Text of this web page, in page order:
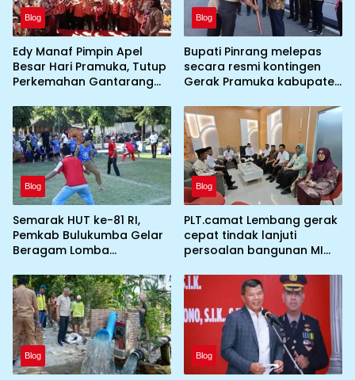
Blog
Edy Manaf Pimpin Apel
Besar Hari Pramuka, Tutup
Perkemahan Gantarang
Jamnas XII 2026
Blog
Bupati Pinrang melepas
secara resmi kontingen
Gerak Pramuka kabupaten
Nasional ke XII kebumi
perkemahan Cibubur
Blog
Semarak HUT ke-81 RI,
Pemkab Bulukumba Gelar
Beragam Lomba
Olahraga
Blog
PLT.camat Lembang gerak
cepat tindak lanjuti
persoalan bangunan MI
Blog Blog